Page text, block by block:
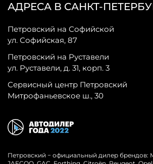
АДРЕСА В САНКТ-
Петровский на Софийской
ул. Софийская, 87
Петровский на Руставели
ул. Руставели, д. 31, корп. 3
Сервисный центр Петровский
Митрофаньевское ш., 30
Петровский − официальный дилер брендов: